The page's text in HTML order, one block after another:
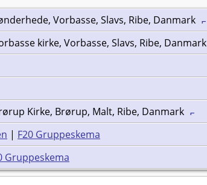
Vorbasse, Slavs, Ribe, Danmark
kirke, Vorbasse, Slavs, Ribe, Danmark
Kirke, Brørup, Malt, Ribe, Danmark
| F20 Gruppeskema
Gruppeskema